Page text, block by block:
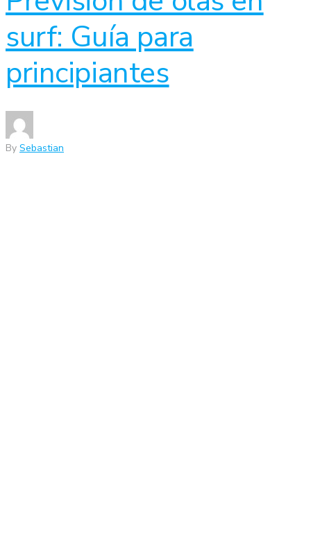
surf: Guía para
principiantes
By Sebastian